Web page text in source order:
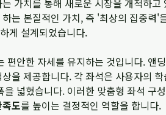
가치를 통해 새로운 시장을 개척하고
는 본질적인 가치, 즉 '최상의 집중력'
게 설계되었습니다.
편안한 자세를 유지하는 것입니다. 앤
을 제공합니다. 각 좌석은 사용자의
넓혔습니다. 이러한 맞춤형 좌석 구
도를 높이는 결정적인 역할을 합니다.